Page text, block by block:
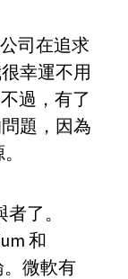
司在追求
幸運不用
過，有了
題，因為
了。
和
微軟有